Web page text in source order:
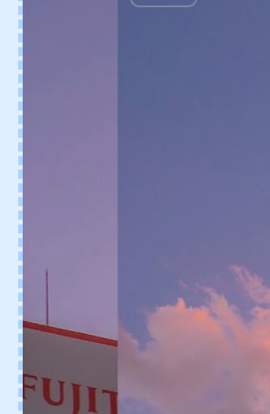
รีวิวโฟมล้างหน้าและครีมอาบ
น้ำ NAIVE
ดราก้อนบลัด สูตรเข้มข้นขึ้น